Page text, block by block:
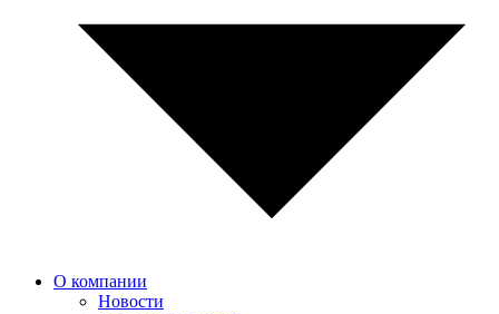
О компании
Новости